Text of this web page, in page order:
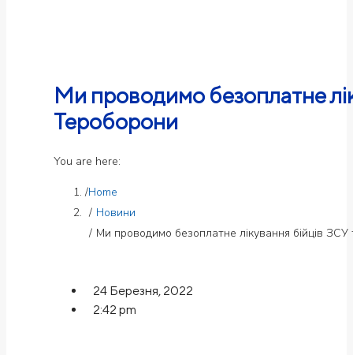
Ми проводимо безоплатне
Тероборони
You are here:
Home
Новини
Ми проводимо безоплатне лікування бійців
24 Березня, 2022
2:42 pm